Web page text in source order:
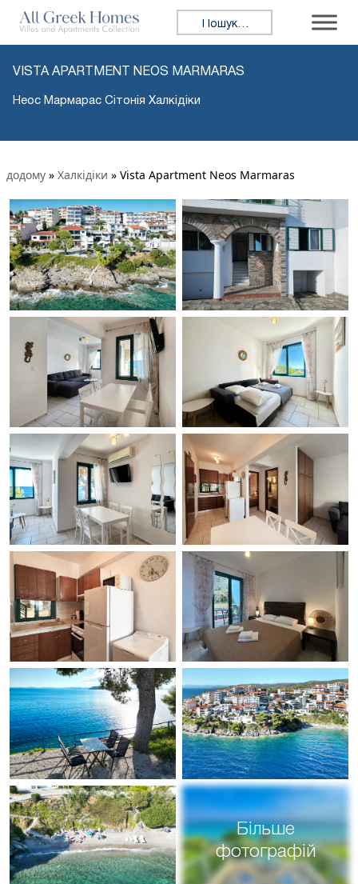
Пошук:
VISTA APARTMENT NEOS MARMARAS
Неос Мармарас Сітонія Халкідіки
додому » Халкідіки » Vista Apartment Neos Marmaras
Більше
фотографій